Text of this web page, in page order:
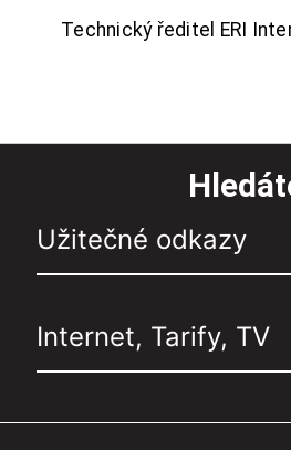
Technický ředitel ERI
Užitečné odkazy
Internet, Tarify, TV